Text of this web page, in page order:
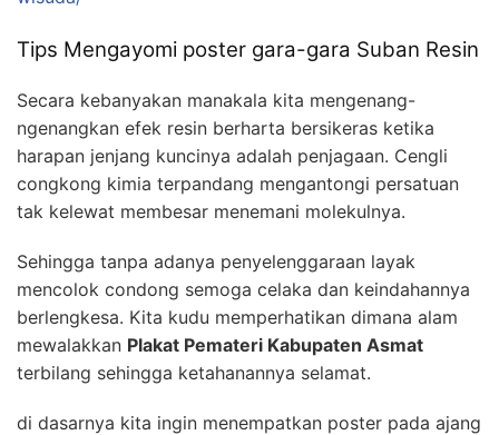
Tips Mengayomi poster gara-gara Suban Resin
Secara kebanyakan manakala kita mengenang-
ngenangkan efek resin berharta bersikeras ketika
harapan jenjang kuncinya adalah penjagaan. Cengli
congkong kimia terpandang mengantongi persatuan
tak kelewat membesar menemani molekulnya.
Sehingga tanpa adanya penyelenggaraan layak
mencolok condong semoga celaka dan keindahannya
berlengkesa. Kita kudu memperhatikan dimana alam
mewalakkan Plakat Pemateri Kabupaten Asmat
terbilang sehingga ketahanannya selamat.
di dasarnya kita ingin menempatkan poster pada ajang